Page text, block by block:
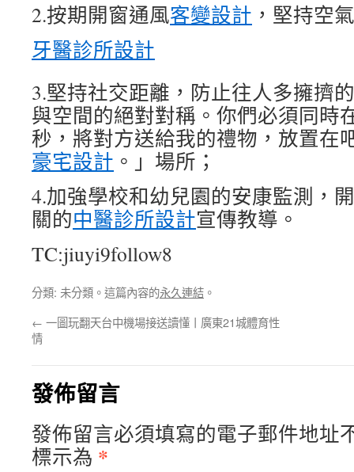
2.按期開窗通風客變設計 ，堅持空
牙醫診所設計
3.堅持社交距離，防止往人多擁擠
與空間的絕對對稱。你們必須同時
秒，將對方送給我的禮物，放置在
豪宅設計 。」場所；
4.加強學校和幼兒園的安康監測，
關的中醫診所設計宣傳教導。
TC:jiuyi9follow8
分類: 未分類。這篇內容的永久連結 。
← 一圖玩翻天台中機場接送讀懂丨廣東21城體育性
情
發佈留言
發佈留言必須填寫的電子郵件地址
標示為 *